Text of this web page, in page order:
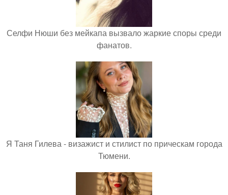
Селфи Нюши без мейкапа вызвало жаркие споры среди
фанатов.
Я Таня Гилева - визажист и стилист по прическам города
Тюмени.